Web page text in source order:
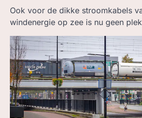
Ook voor de dikke stroomkabels
windenergie op zee is nu geen